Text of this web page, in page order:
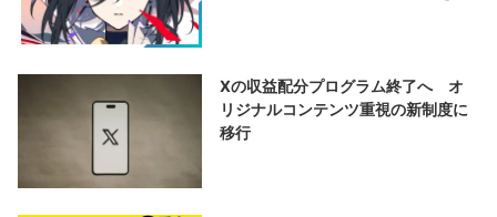
Xの収益配分プログラム終了へ オ
リジナルコンテンツ重視の新制度に
移行